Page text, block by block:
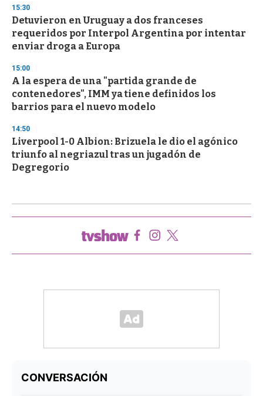
15:30
Detuvieron en Uruguay a dos franceses
requeridos por Interpol Argentina por intentar
enviar droga a Europa
15:00
A la espera de una "partida grande de
contenedores", IMM ya tiene definidos los
barrios para el nuevo modelo
14:50
Liverpool 1-0 Albion: Brizuela le dio el agónico
triunfo al negriazul tras un jugadón de
Degregorio